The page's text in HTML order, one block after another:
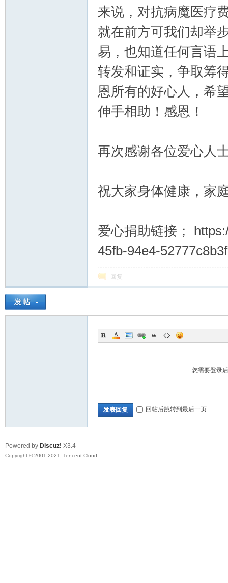
来说，对抗病魔医疗
就在前方可我们却举
易，也知道任何言语
转发和证实，争取筹
恩所有的好心人，希
伸手相助！感恩！
再次感谢各位爱心人
祝大家身体健康，家
爱心捐助链接；
45fb-94e4-
回复
您需要登录
发表回复 回帖后跳转到最后一页
Powered by Discuz! X3.4
Copyright © 2001-2021, Tencent Cloud.